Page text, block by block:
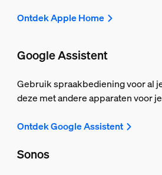
Ontdek Apple Home
Google Assistent
Gebruik spraakbediening voor al
deze met andere apparaten voor
Ontdek Google Assistent
Sonos